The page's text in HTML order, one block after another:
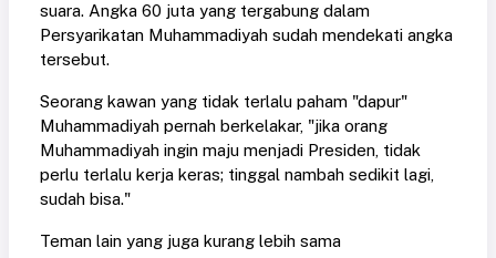
suara. Angka 60 juta yang tergabung dalam
Persyarikatan Muhammadiyah sudah mendekati angka
tersebut.
Seorang kawan yang tidak terlalu paham "dapur"
Muhammadiyah pernah berkelakar, "jika orang
Muhammadiyah ingin maju menjadi Presiden, tidak
perlu terlalu kerja keras; tinggal nambah sedikit lagi,
sudah bisa."
Teman lain yang juga kurang lebih sama